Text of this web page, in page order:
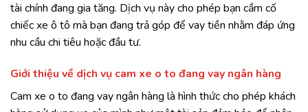
tài chính đang gia tăng. Dịch vụ này cho phép bạn cầm cố
chiếc xe ô tô mà bạn đang trả góp để vay tiền nhằm đáp ứng
nhu cầu chi tiêu hoặc đầu tư.
Giới thiệu về dịch vụ cam xe o to đang vay ngân hàng
Cam xe o to đang vay ngân hàng là hình thức cho phép khách